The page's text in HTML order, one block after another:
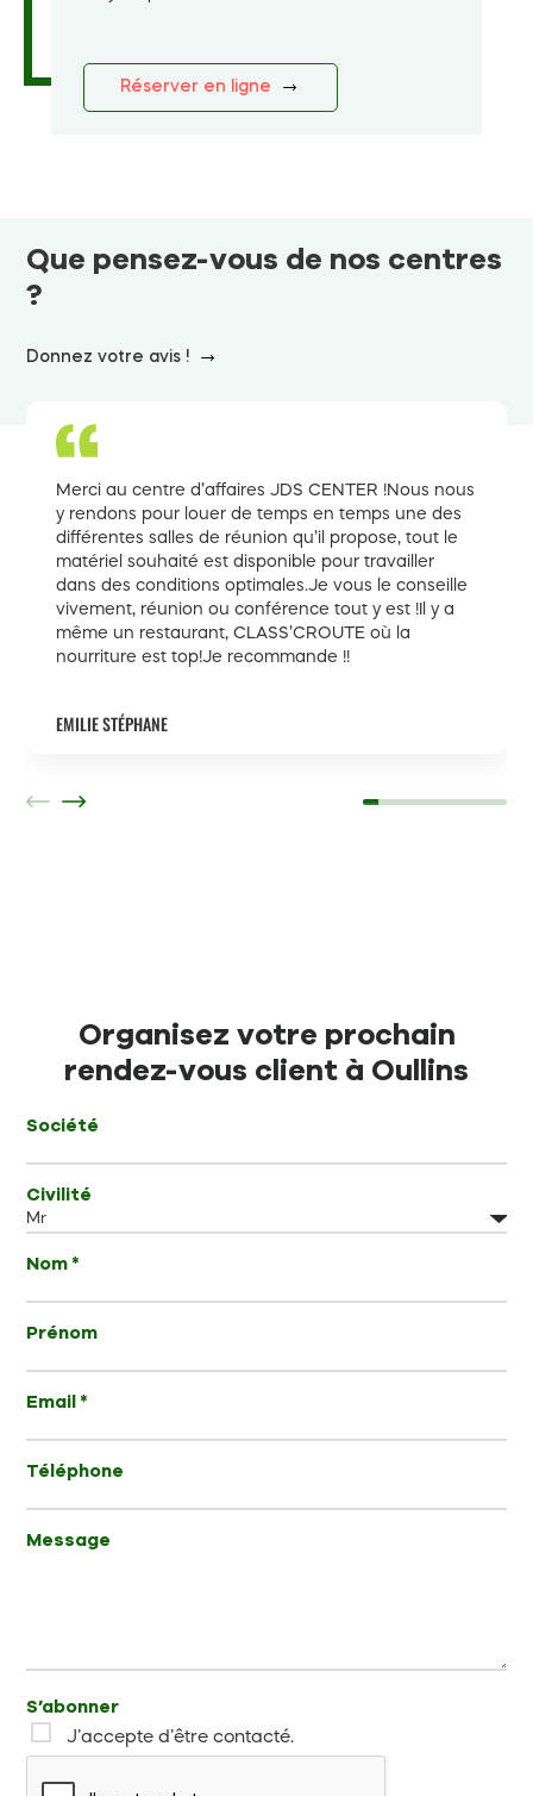
Réserver en ligne
Que pensez-vous de nos centres
?
Donnez votre avis !
Merci au centre d’affaires JDS CENTER !Nous nous
y rendons pour louer de temps en temps une des
différentes salles de réunion qu’il propose, tout le
matériel souhaité est disponible pour travailler
dans des conditions optimales.Je vous le conseille
vivement, réunion ou conférence tout y est !Il y a
même un restaurant, CLASS’CROUTE où la
nourriture est top!Je recommande !!
EMILIE STÉPHANE
Organisez votre prochain
rendez-vous client à Oullins
Société
Civilité
Nom *
Prénom
Email *
Téléphone
Message
S’abonner
J’accepte d’être contacté.